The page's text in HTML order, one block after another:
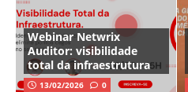
Webinar Netwrix
Auditor: visibilidade
total da infraestrutura
13/02/2026 0